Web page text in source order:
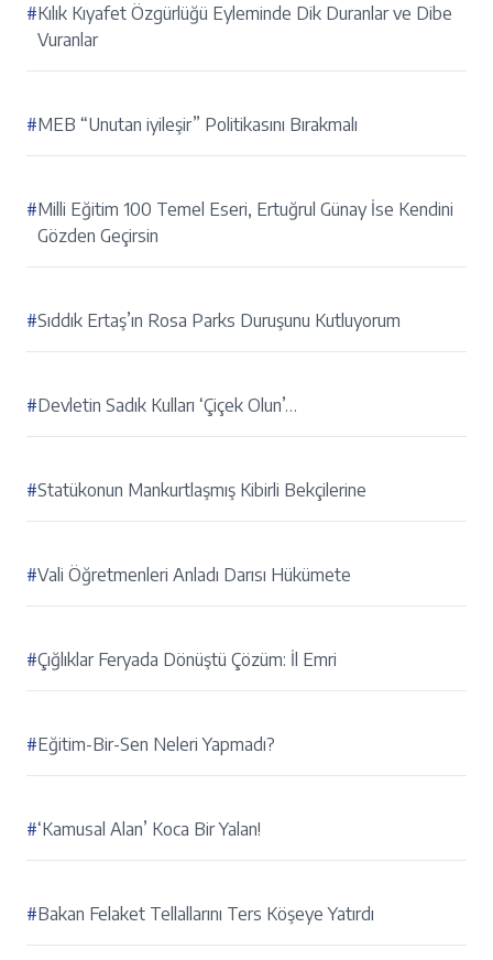
#Kılık Kıyafet Özgürlüğü Eyleminde Dik Duranlar ve Dibe
Vuranlar
#MEB “Unutan iyileşir” Politikasını Bırakmalı
#Milli Eğitim 100 Temel Eseri, Ertuğrul Günay İse Kendini
Gözden Geçirsin
#Sıddık Ertaş’ın Rosa Parks Duruşunu Kutluyorum
#Devletin Sadık Kulları ‘Çiçek Olun’…
#Statükonun Mankurtlaşmış Kibirli Bekçilerine
#Vali Öğretmenleri Anladı Darısı Hükümete
#Çığlıklar Feryada Dönüştü Çözüm: İl Emri
#Eğitim-Bir-Sen Neleri Yapmadı?
#‘Kamusal Alan’ Koca Bir Yalan!
#Bakan Felaket Tellallarını Ters Köşeye Yatırdı